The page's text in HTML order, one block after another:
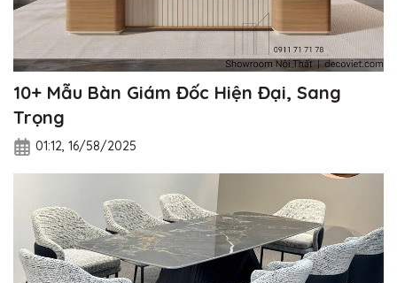
10+ Mẫu Bàn Giám Đốc Hiện Đại, Sang
Trọng
01:12, 16/58/2025